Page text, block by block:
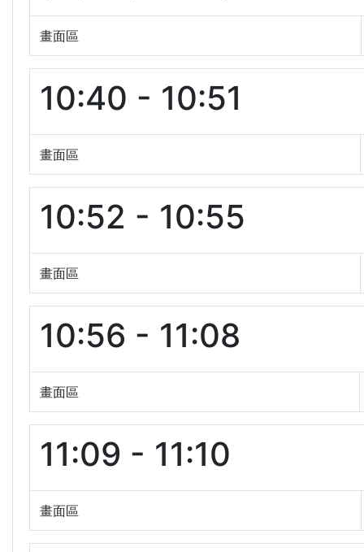
畫面區
10:40 - 10:51
畫面區
10:52 - 10:55
畫面區
10:56 - 11:08
畫面區
11:09 - 11:10
畫面區